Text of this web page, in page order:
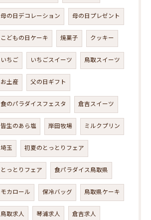
母の日デコレーション 母の日プレゼント
こどもの日ケーキ 焼菓子 クッキー
いちご いちごスイーツ 鳥取スイーツ
お土産 父の日ギフト
食のパラダイスフェスタ 倉吉スイーツ
皆生のあら塩 岸田牧場 ミルクプリン
埼玉 初夏のとっとりフェア
とっとりフェア 食パラダイス鳥取県
モカロール 保冷バッグ 鳥取県ケーキ
鳥取求人 琴浦求人 倉吉求人